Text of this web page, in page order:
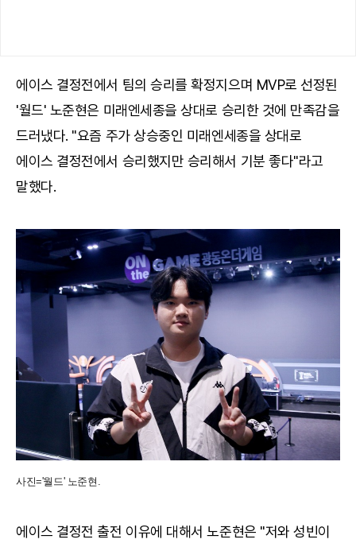
에이스 결정전에서 팀의 승리를 확정지으며 MVP로 선정된
'월드' 노준현은 미래엔세종을 상대로 승리한 것에 만족감을
드러냈다. "요즘 주가 상승중인 미래엔세종을 상대로
에이스 결정전에서 승리했지만 승리해서 기분 좋다"라고
말했다.
사진='월드' 노준현.
에이스 결정전 출전 이유에 대해서 노준현은 "저와 성빈이